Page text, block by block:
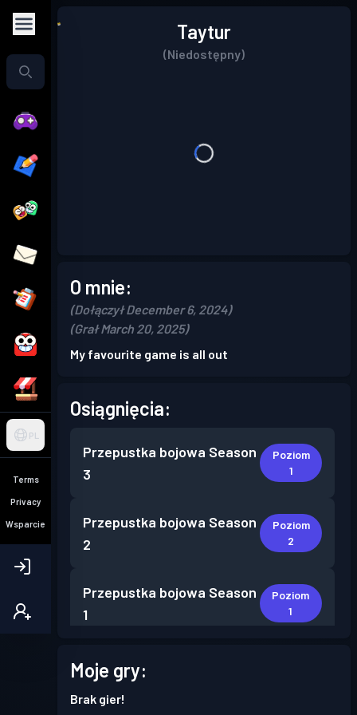
PL
Terms
Privacy
Wsparcie
Taytur
(Niedostępny)
O mnie:
(Dołączył December 6, 2024)
(Grał March 20, 2025)
My favourite game is all out
Osiągnięcia:
Przepustka bojowa Season
3
Poziom
1
Przepustka bojowa Season
2
Poziom
2
Przepustka bojowa Season
1
Poziom
1
Moje gry:
Brak gier!